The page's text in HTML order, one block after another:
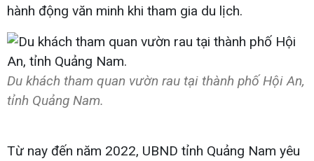
hành động văn minh khi tham gia du lịch.
Du khách tham quan vườn rau tại thành phố Hội An,
tỉnh Quảng Nam.
Từ nay đến năm 2022, UBND tỉnh Quảng Nam yêu